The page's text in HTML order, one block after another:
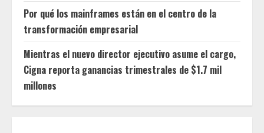
Por qué los mainframes están en el centro de la
transformación empresarial
Mientras el nuevo director ejecutivo asume el cargo,
Cigna reporta ganancias trimestrales de $1.7 mil
millones